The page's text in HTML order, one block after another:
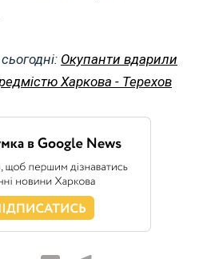
Окупанти вдарили
Харкова - Терехов